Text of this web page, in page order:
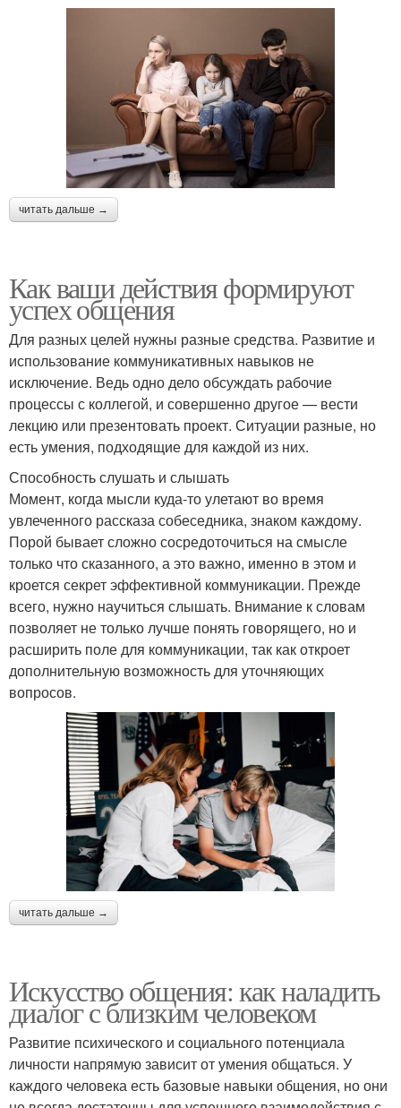
читать дальше →
Как ваши действия формируют
успех общения
Для разных целей нужны разные средства. Развитие и
использование коммуникативных навыков не
исключение. Ведь одно дело обсуждать рабочие
процессы с коллегой, и совершенно другое — вести
лекцию или презентовать проект. Ситуации разные, но
есть умения, подходящие для каждой из них.
Способность слушать и слышать
Момент, когда мысли куда-то улетают во время
увлеченного рассказа собеседника, знаком каждому.
Порой бывает сложно сосредоточиться на смысле
только что сказанного, а это важно, именно в этом и
кроется секрет эффективной коммуникации. Прежде
всего, нужно научиться слышать. Внимание к словам
позволяет не только лучше понять говорящего, но и
расширить поле для коммуникации, так как откроет
дополнительную возможность для уточняющих
вопросов.
читать дальше →
Искусство общения: как наладить
диалог с близким человеком
Развитие психического и социального потенциала
личности напрямую зависит от умения общаться. У
каждого человека есть базовые навыки общения, но они